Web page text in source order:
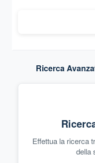
Ricerca
Effettua la ricerca
della